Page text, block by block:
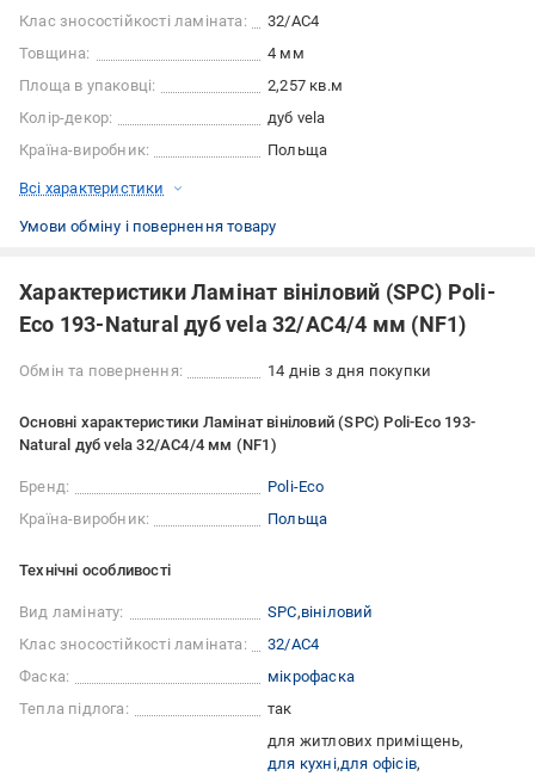
Клас зносостійкості ламіната:
32/АС4
Товщина:
4 мм
Площа в упаковці:
2,257 кв.м
Колір-декор:
дуб vela
Країна-виробник:
Польща
Всі характеристики
Умови обміну і повернення товару
Характеристики Ламінат вініловий (SPC) Poli-
Eco 193-Natural дуб vela 32/АС4/4 мм (NF1)
Обмін та повернення: 14 днів з дня покупки
Основні характеристики Ламінат вініловий (SPC) Poli-Eco 193-
Natural дуб vela 32/АС4/4 мм (NF1)
Бренд:
Poli-Eco
Країна-виробник:
Польща
Технічні особливості
Вид ламінату: SPC вініловий
Клас зносостійкості ламіната:
32/АС4
Фаска:
мікрофаска
Тепла підлога:
так
для житлових приміщень
для кухні для офісів